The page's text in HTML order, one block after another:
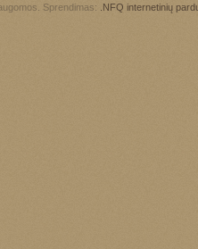
Sprendimas: .NFQ internetinių